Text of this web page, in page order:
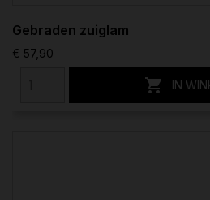
Gebraden zuiglam
€ 57,90
 IN